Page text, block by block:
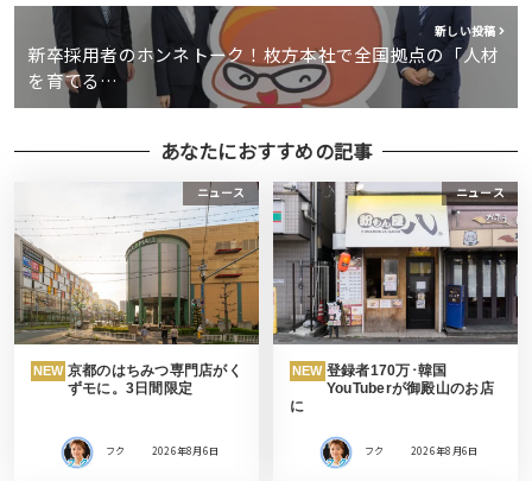
新しい投稿
新卒採用者のホンネトーク！枚方本社で全国拠点の「人材
を育てる…
あなたにおすすめの記事
ニュース
NEW 京都のはちみつ専門店がく
ずモに。3日間限定
フク 2026年8月6日
ニュース
NEW 登録者170万･韓国
YouTuberが御殿山のお店
に
フク 2026年8月6日